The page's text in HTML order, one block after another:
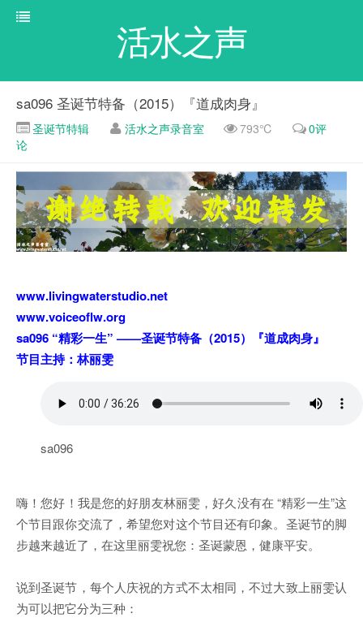
活水之声
sa096 圣诞节特备（2015）『道成肉身』
圣诞节特辑 活水之声录音室 793℃
0评
论
www.livingwaterstudio.net
www.voiceoflw.org
sa096 “精彩一生” ——圣诞节特备（2015）『道成肉身』
节目主持：林丽雯
sa096
嗨！您好！我是您的好朋友林丽雯，好久没有在 “精彩一生”这
个节目跟你交流了，希望您对这个节目还有印象。圣诞节的脚
步越来越近了，在这里丽雯祝您：圣诞蒙恩，健康平安。
说到圣诞节，每个人庆祝的方式不太相同，不过大致上丽雯认
为可以把它分为三种：